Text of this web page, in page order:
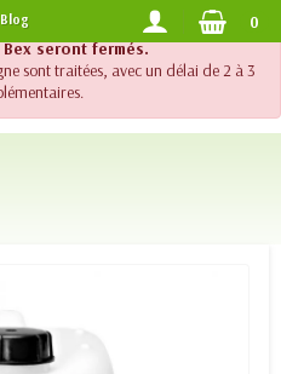
2026, le support téléphonique
seront fermés.
sont traitées, avec un délai de 2 à 3
PORTS OFFERTS DES 120.-
Blog 0